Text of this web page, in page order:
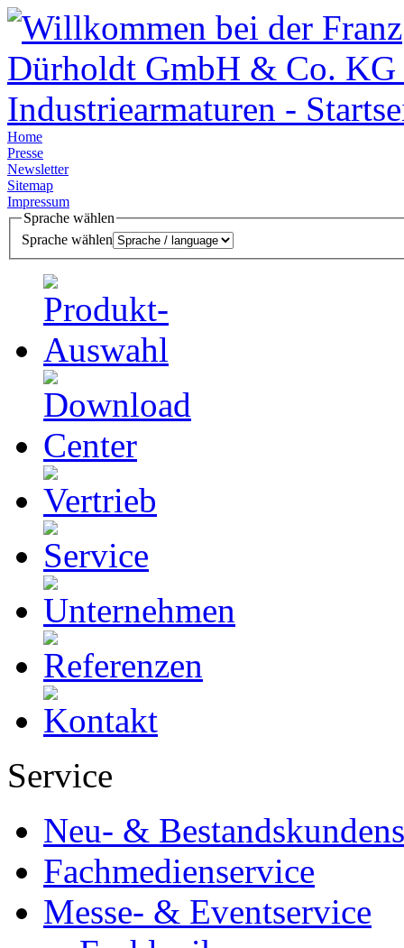
Home
Presse
Newsletter
Sitemap
Impressum
Sprache wählen
Sprache wählen
Service
Neu- &
Fachmedienservice
Messe- & Eventservice